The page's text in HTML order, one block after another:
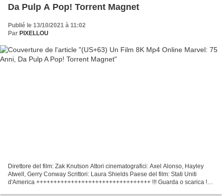
Da Pulp A Pop! Torrent Magnet
Publié le 13/10/2021 à 11:02
Par PIXELLOU
Direttore del film: Zak Knutson Attori cinematografici: Axel Alonso, Hayley
Atwell, Gerry Conway Scrittori: Laura Shields Paese del film: Stati Uniti
d'America +++++++++++++++++++++++++++++++++ !!! Guarda o scarica !!!